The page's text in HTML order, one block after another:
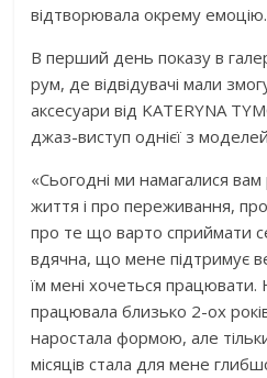
відтворювала окрему емоцію.
В перший день показу в
рум, де відвідувачі мали
аксесуари від KATERYNA
джаз-виступ однієї з
«Сьогодні ми намагалися вам
життя і про переживання,
про те що варто сприймати
вдячна, що мене підтримує
їм мені хочеться працювати.
працювала близько 2-ох
наростала формою, але
місяців стала для мене